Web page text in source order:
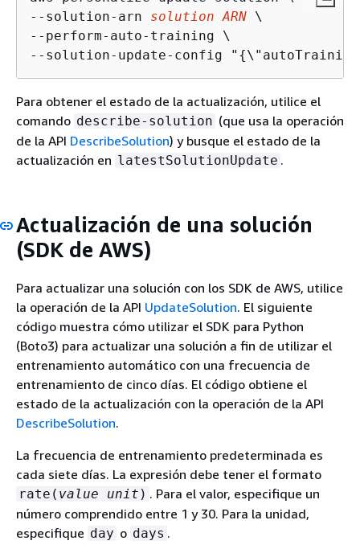
--solution-arn solution ARN \
--perform-auto-training \
--solution-update-config " {
Para obtener el estado de la actualización, utilice el
comando describe-solution (que usa la operación
de la API DescribeSolution) y busque el estado de la
actualización en latestSolutionUpdate .
Actualización de una solución
(SDK de AWS)
Para actualizar una solución con los SDK de AWS, utilice
la operación de la API UpdateSolution. El siguiente
código muestra cómo utilizar el SDK para Python
(Boto3) para actualizar una solución a fin de utilizar el
entrenamiento automático con una frecuencia de
entrenamiento de cinco días. El código obtiene el
estado de la actualización con la operación de la API
DescribeSolution.
La frecuencia de entrenamiento predeterminada es
cada siete días. La expresión debe tener el formato
rate( value unit ) . Para el valor, especifique un
número comprendido entre 1 y 30. Para la unidad,
especifique day o days .